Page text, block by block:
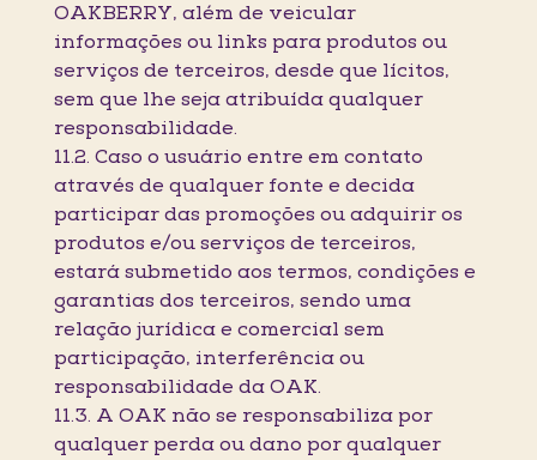
OAKBERRY, além de veicular
informações ou links para produtos ou
serviços de terceiros, desde que lícitos,
sem que lhe seja atribuída qualquer
responsabilidade.
11.2. Caso o usuário entre em contato
através de qualquer fonte e decida
participar das promoções ou adquirir os
produtos e/ou serviços de terceiros,
estará submetido aos termos, condições e
garantias dos terceiros, sendo uma
relação jurídica e comercial sem
participação, interferência ou
responsabilidade da OAK.
11.3. A OAK não se responsabiliza por
qualquer perda ou dano por qualquer